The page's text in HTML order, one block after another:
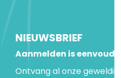
NIEUWSBRIEF
Aanmelden is
Ontvang al onze